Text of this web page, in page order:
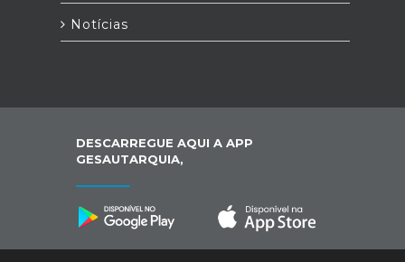
Notícias
DESCARREGUE AQUI A APP
GESAUTARQUIA,